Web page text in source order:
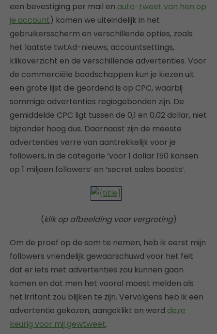
een bevestiging per mail en auto-tweet van hen op
je account) komen we uiteindelijk in het
gebruikersscherm en verschillende opties, zoals
het laatste twtAd-nieuws, accountsettings,
klikoverzicht en de verschillende advertenties. Voor
de commerciële boodschappen kun je kiezen uit
een grote lijst die geordend is op CPC, waarbij
sommige advertenties regiogebonden zijn. De
gemiddelde CPC ligt tussen de 0,1 en 0,02 dollar, niet
bijzonder hoog dus. Daarnaast zijn de meeste
advertenties verre van aantrekkelijk voor je
followers, in de categorie ‘voor 1 dollar 150 kansen
op 1 miljoen followers’ en ‘secret sales boosts’.
(klik op afbeelding voor vergroting)
Om de proef op de som te nemen, heb ik eerst mijn
followers vriendelijk gewaarschuwd voor het feit
dat er iets met advertenties zou kunnen gaan
komen en dat men het vooral moest melden als
het irritant zou blijken te zijn. Vervolgens heb ik een
advertentie gekozen, aangeklikt en werd deze
keurig voor mij gewtweet.